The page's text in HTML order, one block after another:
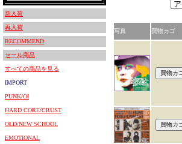
新入荷
再入荷
RECOMMEND
セール商品
すべての商品を見る
IMPORT
PUNK/OI
HARD CORE/CRUST
OLD/NEW SCHOOL
EMOTIONAL
写真 買物カゴ